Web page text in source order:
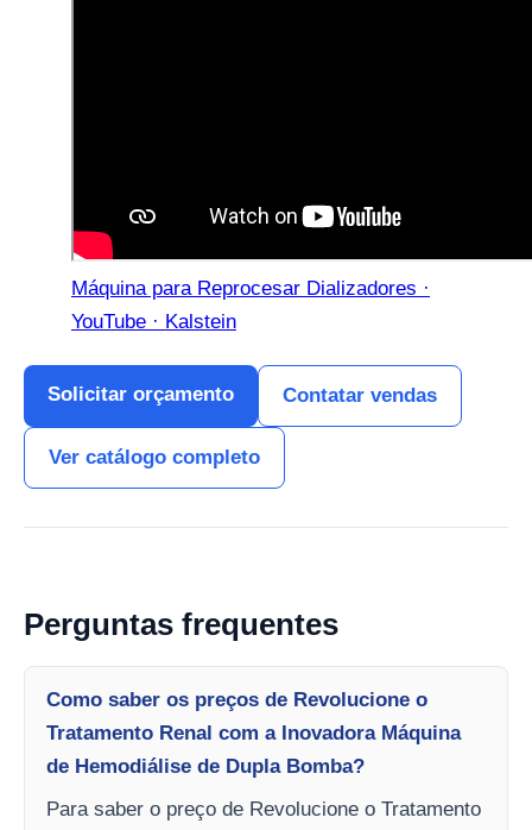
Máquina para Reprocesar Dializadores ·
YouTube · Kalstein
Solicitar orçamento Contatar vendas
Ver catálogo completo
Perguntas frequentes
Como saber os preços de Revolucione o
Tratamento Renal com a Inovadora Máquina
de Hemodiálise de Dupla Bomba?
Para saber o preço de Revolucione o Tratamento